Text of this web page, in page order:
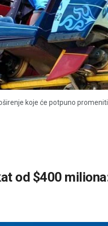
koje će potpuno
od $400